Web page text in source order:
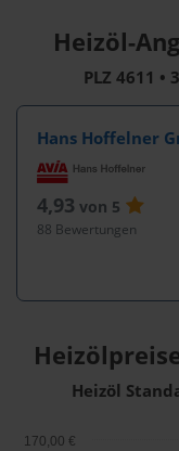
Heizöl-
PLZ 4611
Hans Hoffelner
4,93 von 5
88 Bewertungen
Heizöl
170,00 €